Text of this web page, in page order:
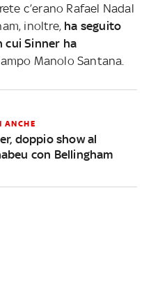
c’erano Rafael Nadal
inoltre, ha seguito
cui Sinner ha
Manolo Santana.
ANCHE
doppio show al
con Bellingham